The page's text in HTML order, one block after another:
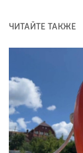
ЧИТАЙТЕ ТАКЖЕ